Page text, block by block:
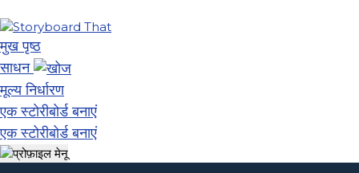
मुख पृष्ठ
साधन
मूल्य निर्धारण
एक स्टोरीबोर्ड बनाएं
एक स्टोरीबोर्ड बनाएं